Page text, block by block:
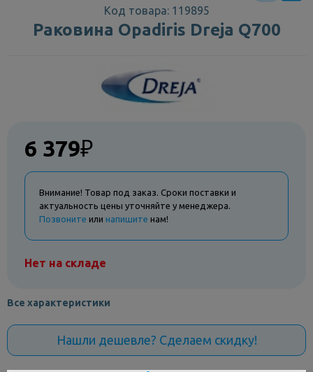
Код товара: 119895
Раковина Opadiris Dreja Q700
6 379₽
Внимание! Товар под заказ. Сроки поставки и
актуальность цены уточняйте у менеджера.
Позвоните или напишите нам!
Нет на складе
Все характеристики
Нашли дешевле? Сделаем скидку!